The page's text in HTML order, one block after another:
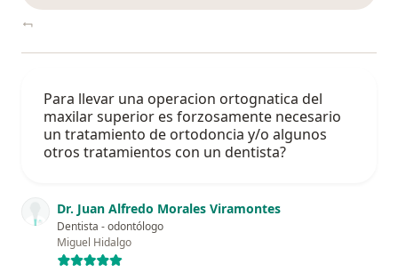
Para llevar una operacion ortognatica del
maxilar superior es forzosamente necesario
un tratamiento de ortodoncia y/o algunos
otros tratamientos con un dentista?
Dr. Juan Alfredo Morales Viramontes
Dentista - odontólogo
Miguel Hidalgo